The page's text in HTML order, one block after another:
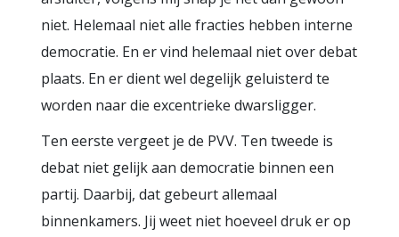
niet. Helemaal niet alle fracties hebben interne
democratie. En er vind helemaal niet over debat
plaats. En er dient wel degelijk geluisterd te
worden naar die excentrieke dwarsligger.
Ten eerste vergeet je de PVV. Ten tweede is
debat niet gelijk aan democratie binnen een
partij. Daarbij, dat gebeurt allemaal
binnenkamers. Jij weet niet hoeveel druk er op